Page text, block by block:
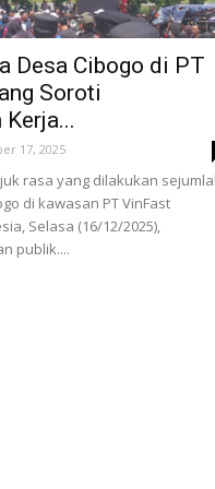
Desa Cibogo di PT
Soroti
17, 2025
rasa yang dilakukan
di kawasan PT VinFast
Selasa (16/12/2025),
publik....